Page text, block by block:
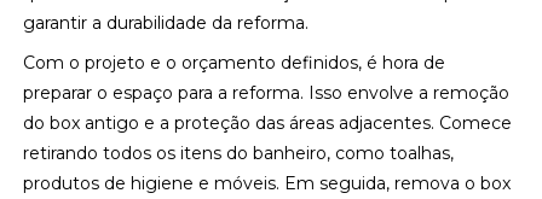
garantir a durabilidade da reforma.
Com o projeto e o orçamento definidos, é hora de
preparar o espaço para a reforma. Isso envolve a remoção
do box antigo e a proteção das áreas adjacentes. Comece
retirando todos os itens do banheiro, como toalhas,
produtos de higiene e móveis. Em seguida, remova o box